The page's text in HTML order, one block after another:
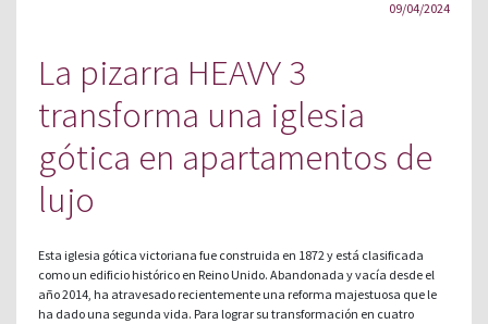
09/04/2024
La pizarra HEAVY 3
transforma una iglesia
gótica en apartamentos de
lujo
Esta iglesia gótica victoriana fue construida en 1872 y está clasificada
como un edificio histórico en Reino Unido. Abandonada y vacía desde el
año 2014, ha atravesado recientemente una reforma majestuosa que le
ha dado una segunda vida. Para lograr su transformación en cuatro